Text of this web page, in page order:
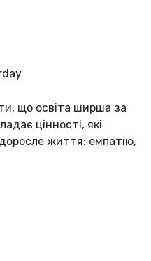
що освіта ширша за
цінності, які
життя: емпатію,